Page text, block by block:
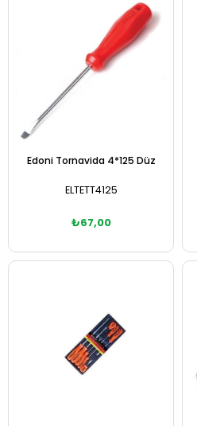
Edoni Tornavida 4*125 Düz
ELTETT4125
₺67,00